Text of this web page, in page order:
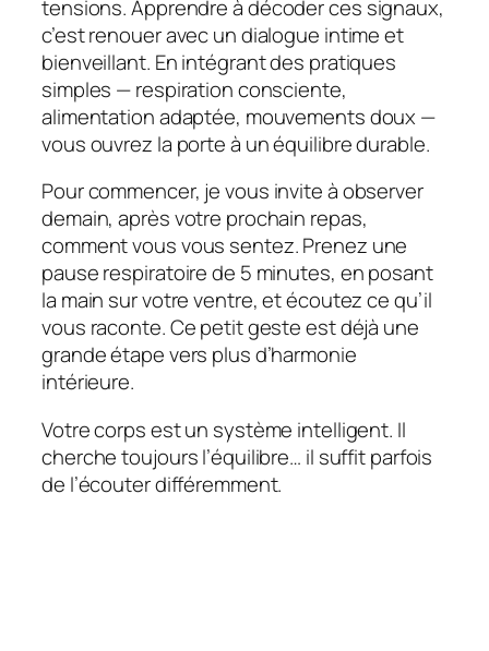
tensions.Apprendre à décoder ces signaux,
c’est renouer avec un dialogue intime et
bienveillant. En intégrant des pratiques
simples — respiration consciente,
alimentation adaptée, mouvements doux —
vous ouvrez la porte à un équilibre durable.
Pour commencer, je vous invite à observer
demain, après votre prochain repas,
comment vous vous sentez. Prenez une
pause respiratoire de 5 minutes, en posant
la main sur votre ventre, et écoutez ce qu’il
vous raconte. Ce petit geste est déjà une
grande étape vers plus d’harmonie
intérieure.
Votre corps est un système intelligent. Il
cherche toujours l’équilibre… il suffit parfois
de l’écouter différemment.